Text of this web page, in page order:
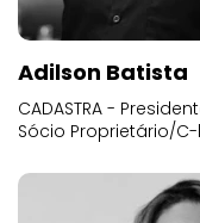
Adilson Batista
CADASTRA -
Sócio Proprietário/C-